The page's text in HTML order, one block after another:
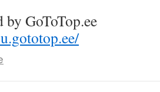
by GoToTop.ee